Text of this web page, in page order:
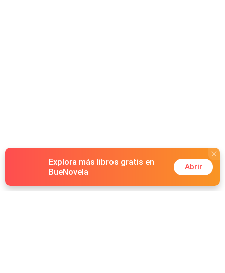
Explora más libros gratis en
BueNovela
Abrir